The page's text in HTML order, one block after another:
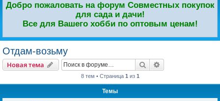
Добро пожаловать на форум Совместных покупок
для сада и дачи!
Все для Вашего хобби по оптовым ценам!
Отдам-возьму
Новая тема
Новаятема Поиск
8 тем • Страница 1 из 1
Темы